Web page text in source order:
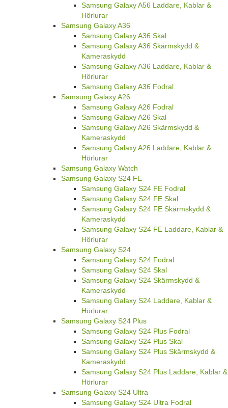
Samsung Galaxy A56 Laddare, Kablar &
Hörlurar
Samsung Galaxy A36
Samsung Galaxy A36 Skal
Samsung Galaxy A36 Skärmskydd &
Kameraskydd
Samsung Galaxy A36 Laddare, Kablar &
Hörlurar
Samsung Galaxy A36 Fodral
Samsung Galaxy A26
Samsung Galaxy A26 Fodral
Samsung Galaxy A26 Skal
Samsung Galaxy A26 Skärmskydd &
Kameraskydd
Samsung Galaxy A26 Laddare, Kablar &
Hörlurar
Samsung Galaxy Watch
Samsung Galaxy S24 FE
Samsung Galaxy S24 FE Fodral
Samsung Galaxy S24 FE Skal
Samsung Galaxy S24 FE Skärmskydd &
Kameraskydd
Samsung Galaxy S24 FE Laddare, Kablar &
Hörlurar
Samsung Galaxy S24
Samsung Galaxy S24 Fodral
Samsung Galaxy S24 Skal
Samsung Galaxy S24 Skärmskydd &
Kameraskydd
Samsung Galaxy S24 Laddare, Kablar &
Hörlurar
Samsung Galaxy S24 Plus
Samsung Galaxy S24 Plus Fodral
Samsung Galaxy S24 Plus Skal
Samsung Galaxy S24 Plus Skärmskydd &
Kameraskydd
Samsung Galaxy S24 Plus Laddare, Kablar &
Hörlurar
Samsung Galaxy S24 Ultra
Samsung Galaxy S24 Ultra Fodral